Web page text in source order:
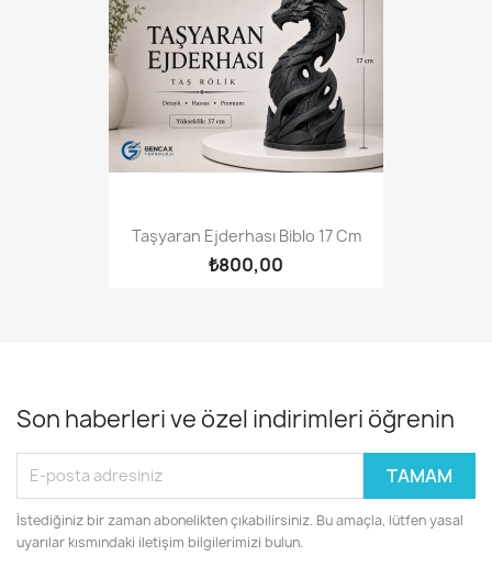
Taşyaran Ejderhası Biblo 17 Cm
₺800,00
Son haberleri ve özel indirimleri öğrenin
İstediğiniz bir zaman abonelikten çıkabilirsiniz. Bu amaçla, lütfen yasal
uyarılar kısmındaki iletişim bilgilerimizi bulun.